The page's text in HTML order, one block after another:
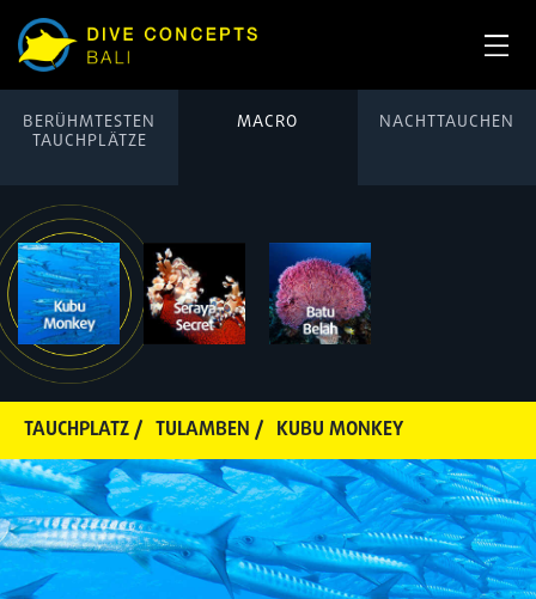
BERÜHMTESTEN
TAUCHPLÄTZE
MACRO NACHTTAUCHEN
TAUCHPLATZ / TULAMBEN / KUBU MONKEY